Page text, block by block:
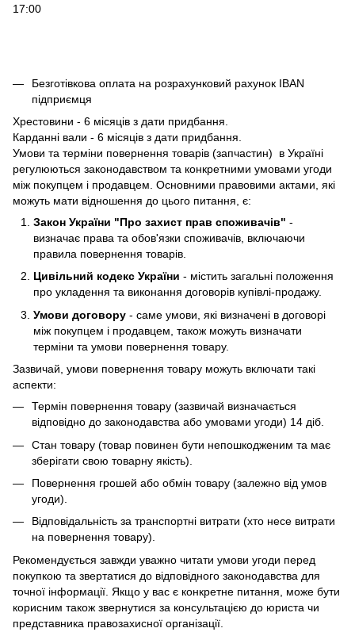
17:00
Безготівкова оплата на розрахунковий рахунок IBAN
підприємця
Хрестовини - 6 місяців з дати придбання.
Карданні вали - 6 місяців з дати придбання.
Умови та терміни повернення товарів (запчастин) в Україні
регулюються законодавством та конкретними умовами угоди
між покупцем і продавцем. Основними правовими актами, які
можуть мати відношення до цього питання, є:
Закон України "Про захист прав споживачів" -
визначає права та обов'язки споживачів, включаючи
правила повернення товарів.
Цивільний кодекс України - містить загальні положення
про укладення та виконання договорів купівлі-продажу.
Умови договору - саме умови, які визначені в договорі
між покупцем і продавцем, також можуть визначати
терміни та умови повернення товару.
Зазвичай, умови повернення товару можуть включати такі
аспекти:
Термін повернення товару (зазвичай визначається
відповідно до законодавства або умовами угоди) 14 діб.
Стан товару (товар повинен бути непошкодженим та має
зберігати свою товарну якість).
Повернення грошей або обмін товару (залежно від умов
угоди).
Відповідальність за транспортні витрати (хто несе витрати
на повернення товару).
Рекомендується завжди уважно читати умови угоди перед
покупкою та звертатися до відповідного законодавства для
точної інформації. Якщо у вас є конкретне питання, може бути
корисним також звернутися за консультацією до юриста чи
представника правозахисної організації.